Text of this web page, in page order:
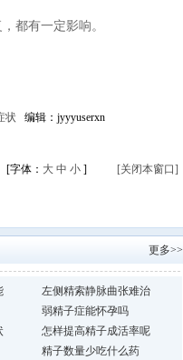
都有一定影响。
状 编辑：jyyyuserxn
[字体： 大 中 小 ] [关闭本窗口]
更多>>
左侧精索静脉曲张难治
弱精子症能怀孕吗
怎样提高精子成活率呢
精子数量少吃什么药